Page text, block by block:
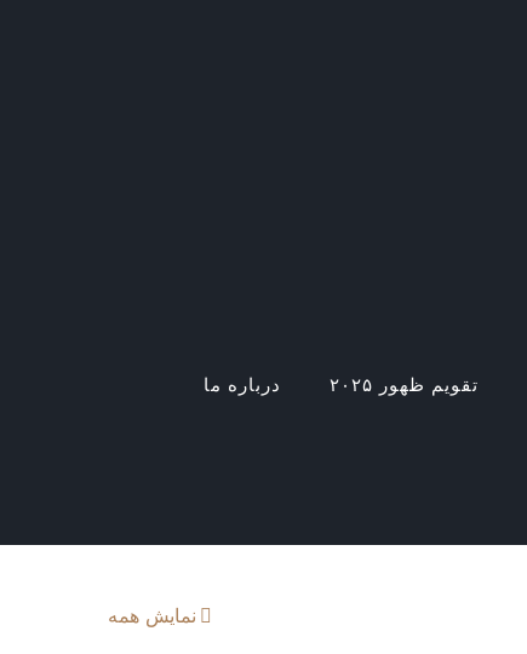
تقویم ظهور ۲۰۲۵ درباره ما
نمایش همه